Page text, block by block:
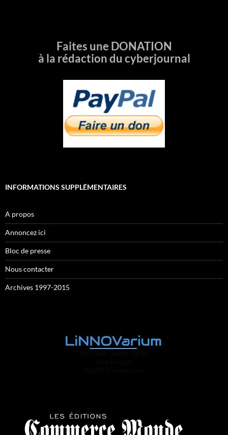
Faites une DONATION
à la rédaction du cyberjournal
INFORMATIONS SUPPLÉMENTAIRES
A propos
Annoncez ici
Bloc de presse
Nous contacter
Archives 1997-2015